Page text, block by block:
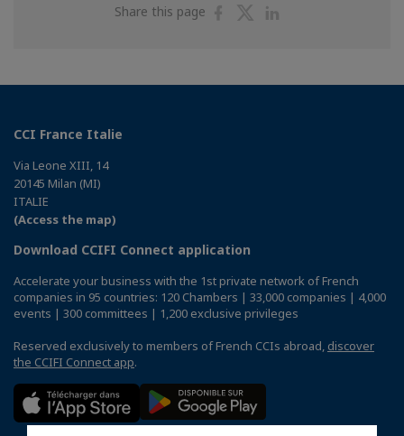
Share this page
ShareShare
CCI France Italie
Via Leone XIII, 14
20145 Milan (MI)
ITALIE
(Access the map)
Download CCIFI Connect application
Accelerate your business with the 1st private network of French
companies in 95 countries: 120 Chambers | 33,000 companies | 4,000
events | 300 committees | 1,200 exclusive privileges
Reserved exclusively to members of French CCIs abroad, discover
the CCIFI Connect app.